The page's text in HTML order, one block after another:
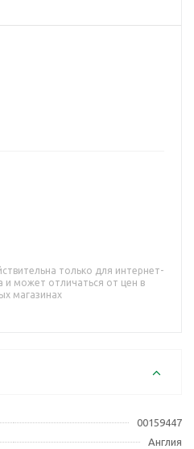
только для интернет-
и может отличаться от цен в
магазинах
00159447
Англия